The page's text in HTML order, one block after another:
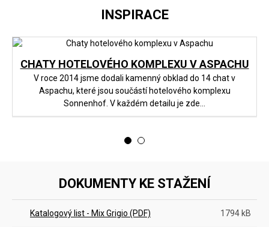
INSPIRACE
CHATY HOTELOVÉHO KOMPLEXU V ASPACHU
V roce 2014 jsme dodali kamenný obklad do 14 chat v
Aspachu, které jsou součástí hotelového komplexu
Sonnenhof. V každém detailu je zde...
DOKUMENTY KE STAŽENÍ
Katalogový list - Mix Grigio (PDF) 1794 kB